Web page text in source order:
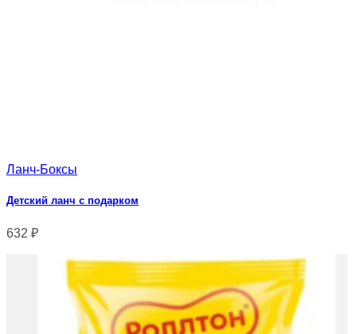
Ланч-Боксы
Детский ланч с подарком
632 ₽